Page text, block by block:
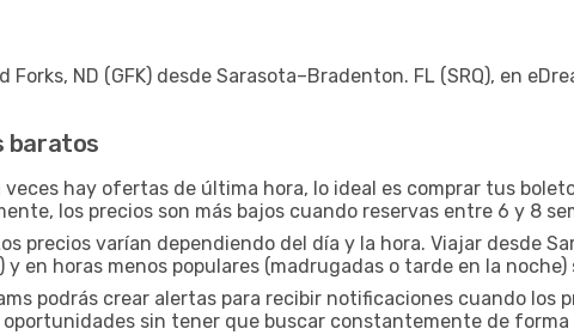
Forks, ND (GFK) desde Sarasota–Bradenton. FL (SRQ), en
baratos
veces hay ofertas de última hora, lo ideal es comprar tus
los precios son más bajos cuando reservas entre 6 y 8
precios varían dependiendo del día y la hora. Viajar desde
en horas menos populares (madrugadas o tarde en la noche)
podrás crear alertas para recibir notificaciones cuando los
sin tener que buscar constantemente de forma